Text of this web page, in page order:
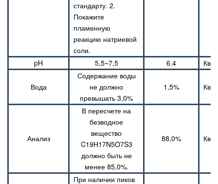
стандарту. 2.
Покажите
пламенную
реакцию натриевой
соли.
pH 5,5~7,5 6.4
Вода
Содержание воды
не должно
превышать 3,0%
1,5%
Анализ
В пересчете на
безводное
вещество
C19H17N5O7S3
должно быть не
менее 85,0%.
88,0%
При наличии пиков